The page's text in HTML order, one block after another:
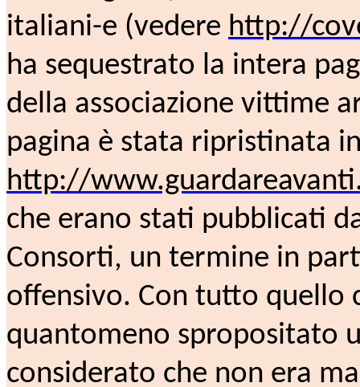
italiani-e (vedere http://
ha sequestrato la intera
della associazione vittime
pagina è stata ripristinata
http://
che erano stati pubblicati
Consorti, un termine in
offensivo. Con tutto quello
quantomeno spropositato
considerato che non era